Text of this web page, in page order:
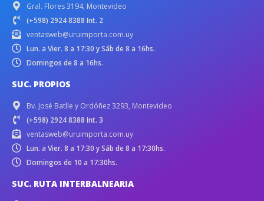
Gral. Flores 3194, Montevideo
(+598) 2924 8388 Int. 2
ventasweb@uruimporta.com.uy
Lun. a Vier. 8 a 17:30 y Sáb de 8 a 16hs.
Domingos de 8 a 16hs.
SUC. PROPIOS
Bv. José Batlle y Ordóñez 3293, Montevideo
(+598) 2924 8388 Int. 3
ventasweb@uruimporta.com.uy
Lun. a Vier. 8 a 17:30 y Sáb de 8 a 17:30hs.
Domingos de 10 a 17:30hs.
SUC. RUTA INTERBALNEARIA